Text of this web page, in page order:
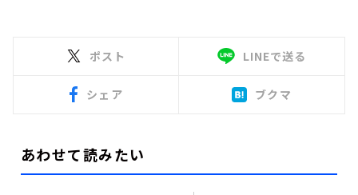
ポスト LINEで送る
シェア ブクマ
あわせて読みたい